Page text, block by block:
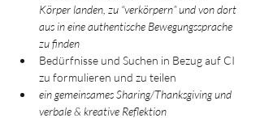
Körper landen, zu “verkörpern” und von dort
aus in eine authentische Bewegungssprache
zu finden
Bedürfnisse und Suchen in Bezug auf CI
zu formulieren und zu teilen
ein gemeinsames Sharing/Thanksgiving und
verbale & kreative Reflektion